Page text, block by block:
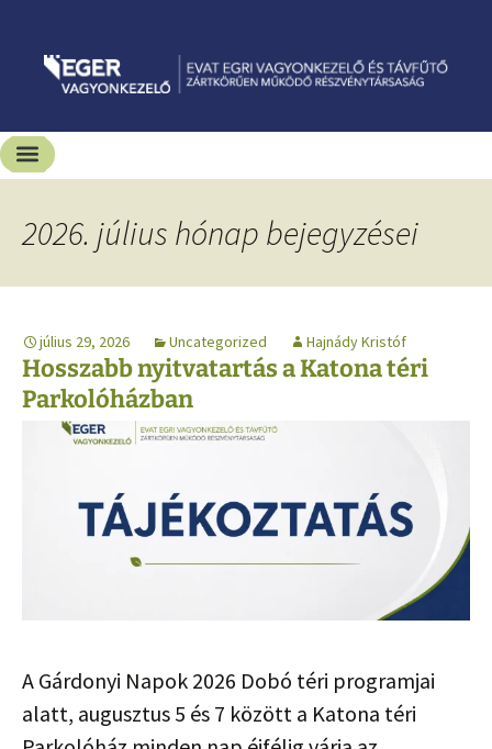
2026. július hónap bejegyzései
Hosszabb nyitvatartás a Katona téri
Parkolóházban
július 29, 2026 Uncategorized Hajnády Kristóf
A Gárdonyi Napok 2026 Dobó téri programjai
alatt, augusztus 5 és 7 között a Katona téri